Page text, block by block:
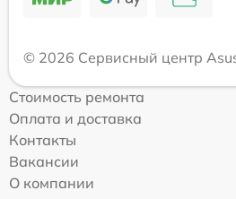
© 2026 Сервисный центр
Стоимость ремонта
Оплата и доставка
Контакты
Вакансии
О компании